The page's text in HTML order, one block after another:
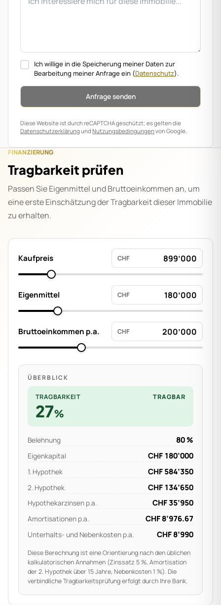
Ich willige in die Speicherung meiner Daten zur
Bearbeitung meiner Anfrage ein(Datenschutz).
Anfrage senden
Diese Website ist durch reCAPTCHA geschützt; es gelten die
Datenschutzerklärung und Nutzungsbedingungenvon Google.
FINANZIERUNG
Tragbarkeit prüfen
Passen Sie Eigenmittel und Bruttoeinkommen an, um
eine erste Einschätzung der Tragbarkeit dieser Immobilie
zu erhalten.
Kaufpreis CHF
Eigenmittel CHF
Bruttoeinkommen p.a. CHF
ÜBERBLICK
TRAGBARKEIT
27%
TRAGBAR
Belehnung 80%
Eigenkapital CHF 180’000
1. Hypothek CHF584’350
2. Hypothek CHF 134’650
Hypothekarzinsen p.a. CHF35’950
Amortisationen p.a. CHF8’976.67
Unterhalts- und Nebenkosten p.a. CHF8’990
Diese Berechnung ist eine Orientierung nach den üblichen
kalkulatorischen Annahmen (Zinssatz 5 %, Amortisation
der 2. Hypothek über 15 Jahre, Nebenkosten 1 %). Die
verbindliche Tragbarkeitsprüfung erfolgt durch Ihre Bank.